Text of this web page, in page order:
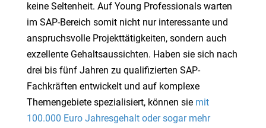
keine Seltenheit. Auf Young Professionals warten
im SAP-Bereich somit nicht nur interessante und
anspruchsvolle Projekttätigkeiten, sondern auch
exzellente Gehaltsaussichten. Haben sie sich nach
drei bis fünf Jahren zu qualifizierten SAP-
Fachkräften entwickelt und auf komplexe
Themengebiete spezialisiert, können sie mit
100.000 Euro Jahresgehalt oder sogar mehr